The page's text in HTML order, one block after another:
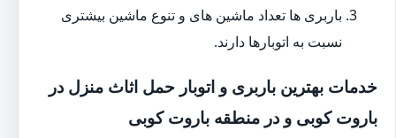
باربری ها تعداد ماشین های و تنوع ماشین بیشتری
نسبت به اتوبارها دارند.
خدمات بهترین باربری و اتوبار حمل اثاث منزل در
باروت کوبی و در منطقه باروت کوبی